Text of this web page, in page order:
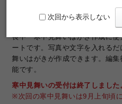
印刷データの解像度：1200dpi
喪中・寒中見舞いはがき作成に
ートです。写真や文字を入れる
舞いはがきが作成できます。編
能です。
寒中見舞いの受付は終了しました
※次回の寒中見舞いは9月上旬頃
PIXTAの透かし文字は
安心ください。
次回から表示しない